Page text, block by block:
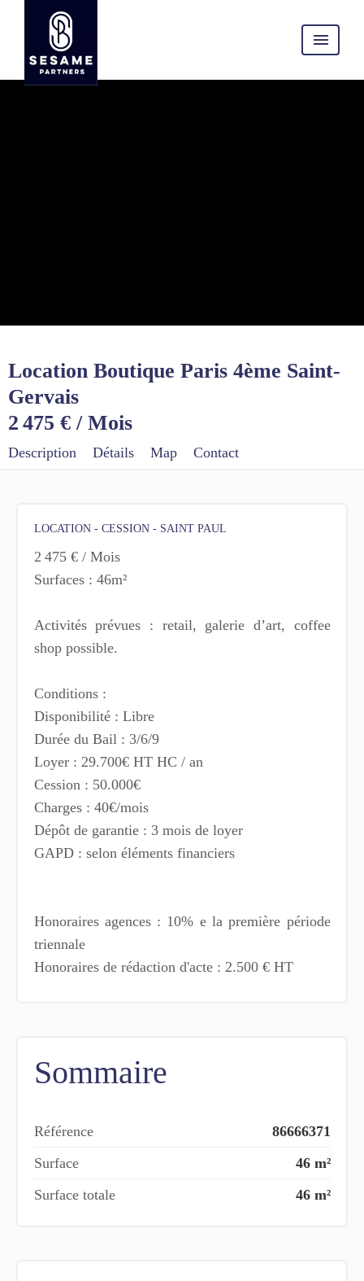
Location Boutique Paris 4ème Saint-
Gervais
2 475 € / Mois
Description Détails Map Contact
LOCATION - CESSION - SAINT PAUL
2 475 € / Mois
Surfaces : 46m²
Activités prévues : retail, galerie d’art, coffee
shop possible.
Conditions :
Disponibilité : Libre
Durée du Bail : 3/6/9
Loyer : 29.700€ HT HC / an
Cession : 50.000€
Charges : 40€/mois
Dépôt de garantie : 3 mois de loyer
GAPD : selon éléments financiers
Honoraires agences : 10% e la première période
triennale
Honoraires de rédaction d'acte : 2.500 € HT
Sommaire
Référence
86666371
Surface
46 m²
Surface totale
46 m²